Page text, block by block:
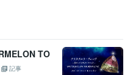
TO
記事